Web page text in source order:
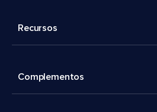
Recursos
Complementos